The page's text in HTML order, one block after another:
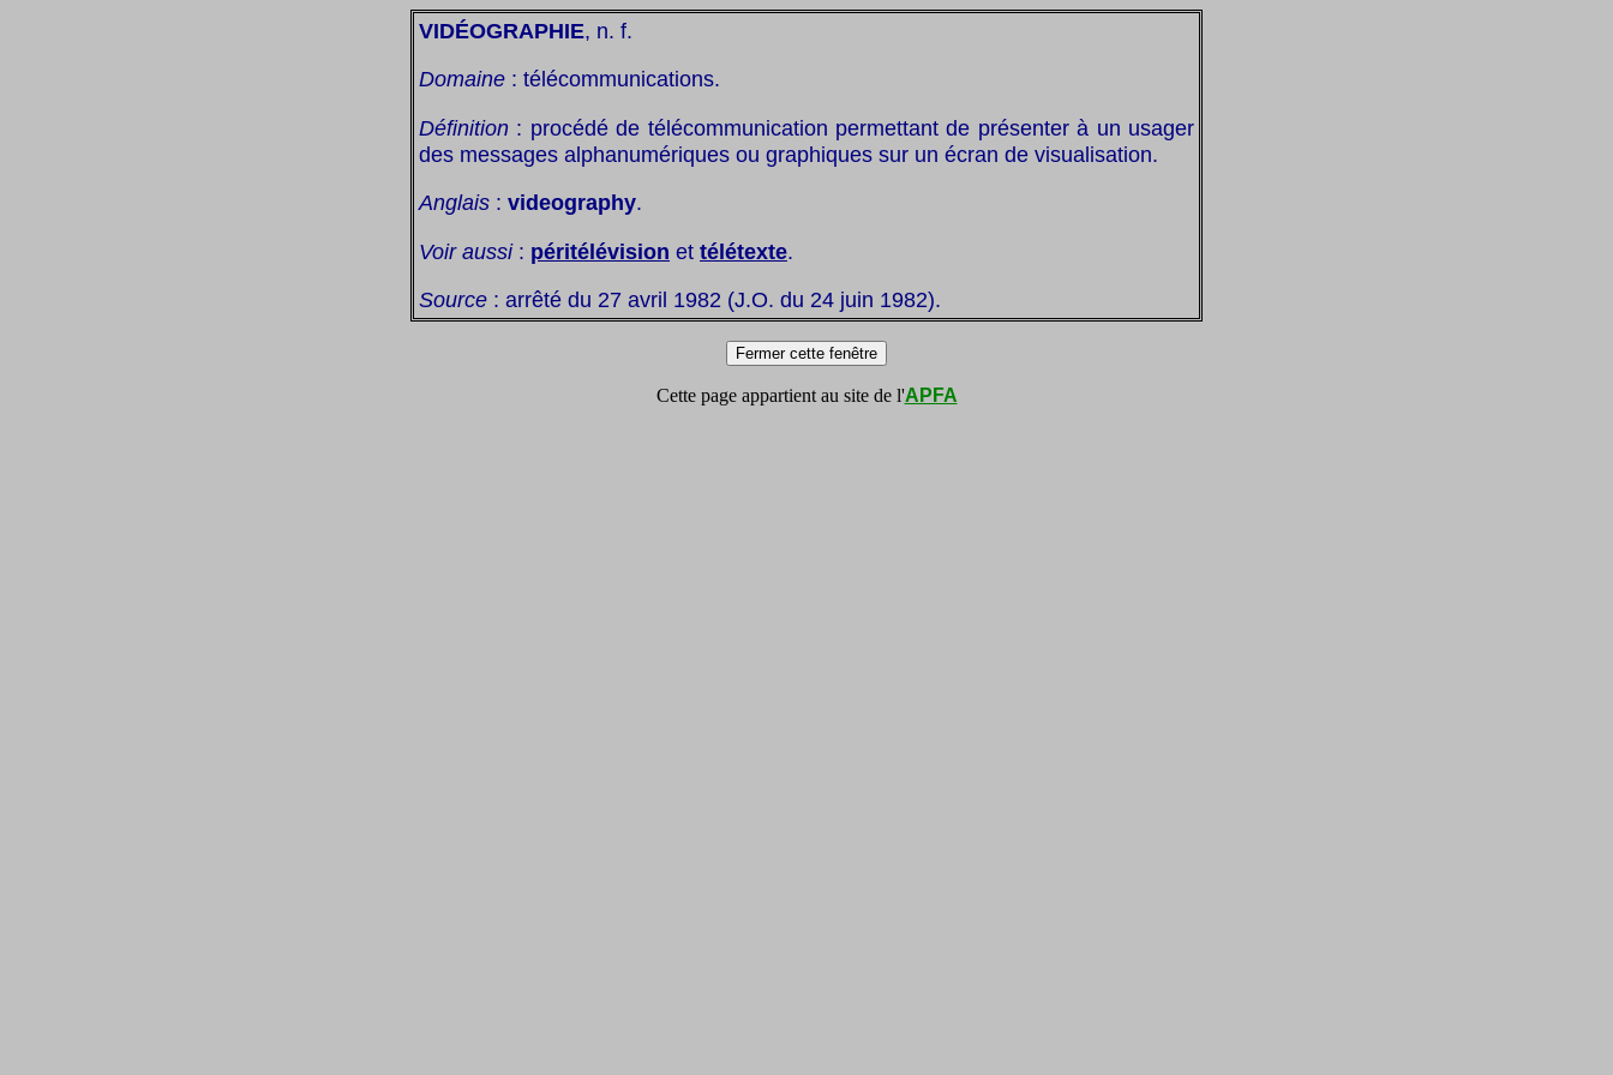
VIDÉOGRAPHIE, n. f.
Domaine : télécommunications.
Définition : procédé de télécommunication permettant de présenter à un usager
des messages alphanumériques ou graphiques sur un écran de visualisation.
Anglais : videography.
Voir aussi: péritélévision et télétexte.
Source : arrêté du 27 avril 1982 (J.O. du 24 juin 1982).
Cette page appartient au site de l'APFA